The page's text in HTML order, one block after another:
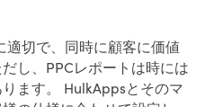
切で、同時に顧客に価値
し、PPCレポートは時には
ます。 HulkAppsとそのマ